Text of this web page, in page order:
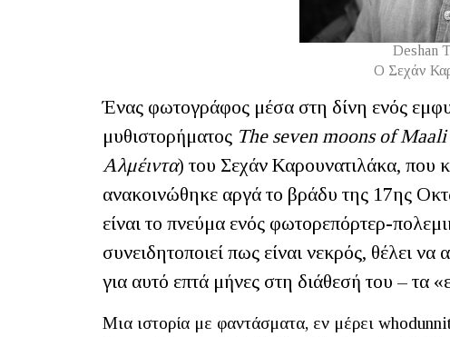
Deshan
Ο Σεχάν
Ένας φωτογράφος μέσα στη δίνη ενός
μυθιστορήματος The seven moons of
Αλμέιντα) του Σεχάν Καρουνατιλάκα, που
ανακοινώθηκε αργά το βράδυ της 17ης
είναι το πνεύμα ενός φωτορεπόρτερ-
συνειδητοποιεί πως είναι νεκρός, θέλει
για αυτό επτά μήνες στη διάθεσή του – τα
Μια ιστορία με φαντάσματα, εν μέρει